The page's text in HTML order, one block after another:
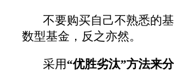
不要购买自己不熟悉的基
数型基金，反之亦然。
采用“优胜劣汰”方法来